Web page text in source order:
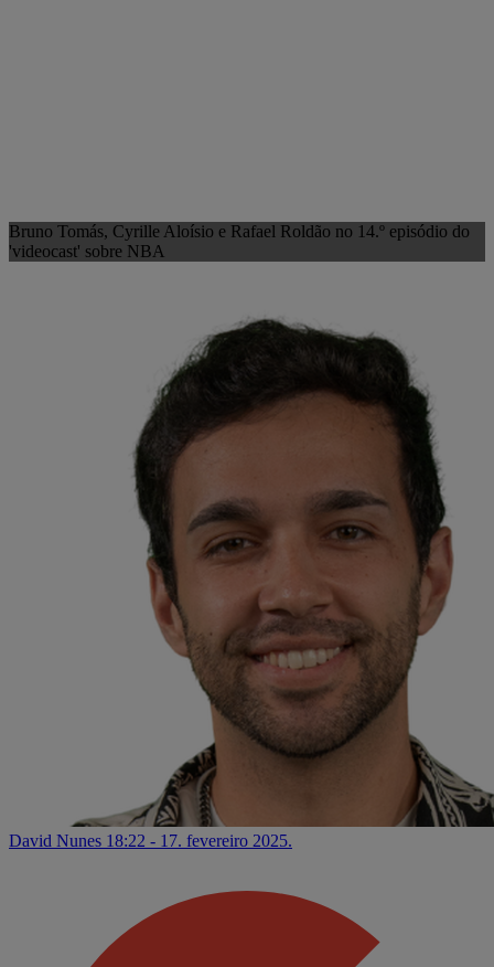
Bruno Tomás, Cyrille Aloísio e Rafael Roldão no 14.º episódio do
'videocast' sobre NBA
David Nunes 18:22 - 17. fevereiro 2025.